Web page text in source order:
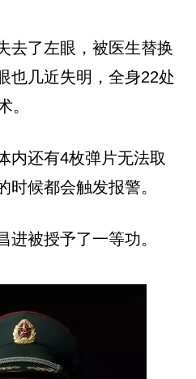
去了左眼，被医生替换
也几近失明，全身22处
。
内还有4枚弹片无法取
时候都会触发报警。
进被授予了一等功。